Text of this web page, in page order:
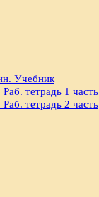
Учебник
тетрадь 1 часть
тетрадь 2 часть